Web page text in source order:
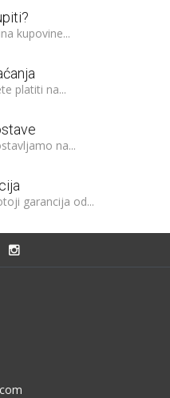
kupovine...
platiti na...
na...
garancija od...